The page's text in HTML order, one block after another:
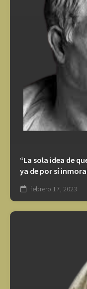
“La sola idea de
ya de por sí
febrero 17, 2023